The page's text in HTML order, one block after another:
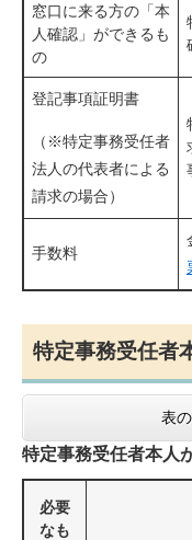
窓口に来る方の「本
人確認」ができるも
の
登記事項証明書
（※特定事務受任者
法人の代表者による
請求の場合）
手数料
特定事務受任者
表
特定事務受任者本人
必要
なも